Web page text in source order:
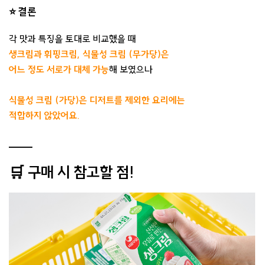
⭐ 결론
각 맛과 특징을 토대로 비교했을 때
생크림과 휘핑크림, 식물성 크림 (무가당)은
어느 정도 서로가 대체 가능해 보였으나
식물성 크림 (가당)은 디저트를 제외한 요리에는
적합하지 않았어요.
🛒 구매 시 참고할 점!